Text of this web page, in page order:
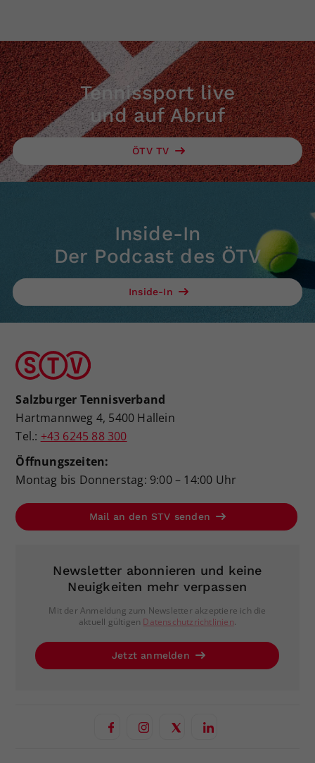
Tennissport live
und auf Abruf
ÖTV TV
Inside-In
Der Podcast des ÖTV
Inside-In
Salzburger Tennisverband
Hartmannweg 4, 5400 Hallein
Tel.: +43 6245 88 300
Öffnungszeiten:
Montag bis Donnerstag: 9:00 – 14:00 Uhr
Mail an den STV senden
Newsletter abonnieren und keine
Neuigkeiten mehr verpassen
Mit der Anmeldung zum Newsletter akzeptiere ich die
aktuell gültigen Datenschutzrichtlinien.
Jetzt anmelden